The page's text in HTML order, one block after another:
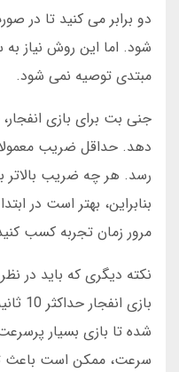
دو برابر می کنید تا در
شود. اما این روش نیاز به
مبتدی توصیه نمی شود.
جنی بت برای بازی
رسد. هر چه ضریب بالاتر
بنابراین، بهتر است در
مرور زمان تجربه کسب
نکته دیگری که باید در
بازی
شده تا بازی بسیار
سرعت، ممکن است باعث